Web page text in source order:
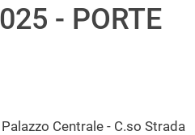
- PORTE
Centrale - C.so Strada